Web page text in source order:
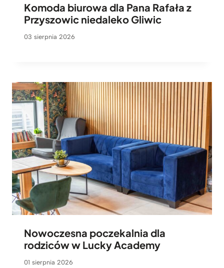
Komoda biurowa dla Pana Rafała z
Przyszowic niedaleko Gliwic
03 sierpnia 2026
Nowoczesna poczekalnia dla
rodziców w Lucky Academy
01 sierpnia 2026